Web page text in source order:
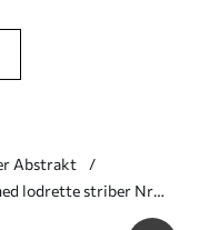
Abstrakt
lodrette striber Nr.